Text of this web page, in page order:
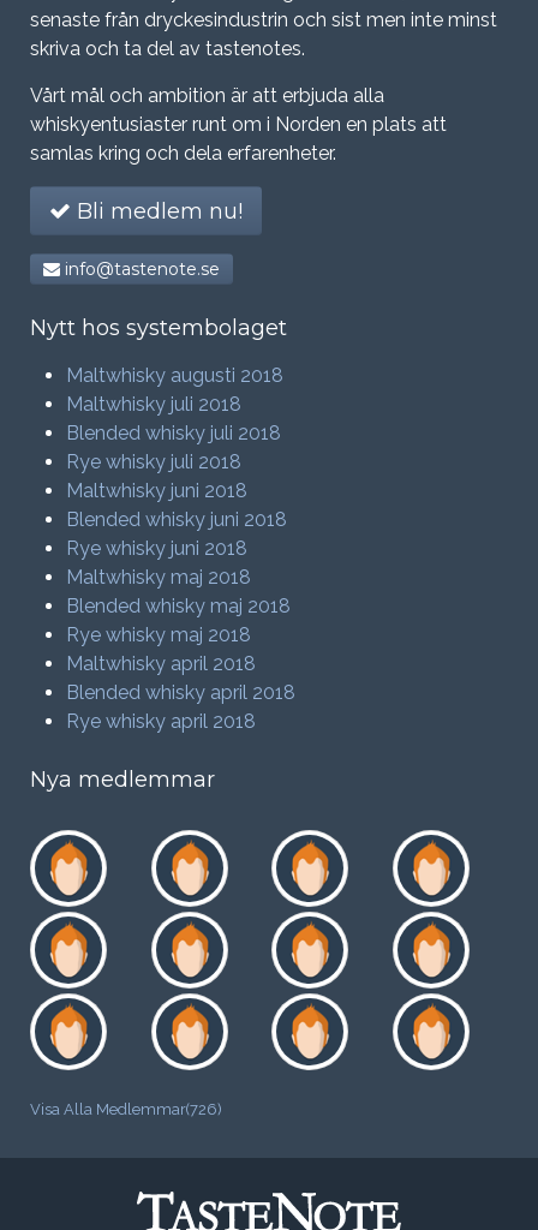
senaste från dryckesindustrin och sist men inte minst
skriva och ta del av tastenotes.
Vårt mål och ambition är att erbjuda alla
whiskyentusiaster runt om i Norden en plats att
samlas kring och dela erfarenheter.
Bli medlem nu!
info@tastenote.se
Nytt hos systembolaget
Maltwhisky augusti 2018
Maltwhisky juli 2018
Blended whisky juli 2018
Rye whisky juli 2018
Maltwhisky juni 2018
Blended whisky juni 2018
Rye whisky juni 2018
Maltwhisky maj 2018
Blended whisky maj 2018
Rye whisky maj 2018
Maltwhisky april 2018
Blended whisky april 2018
Rye whisky april 2018
Nya medlemmar
Visa Alla Medlemmar(726)